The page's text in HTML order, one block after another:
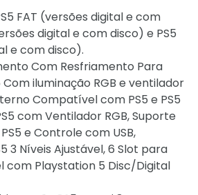
FAT (versões digital e com
digital e com disco) e PS5
e com disco).
Com Resfriamento Para
iluminação RGB e ventilador
Compatível com PS5 e PS5
com Ventilador RGB, Suporte
e Controle com USB,
3 Níveis Ajustável, 6 Slot para
com Playstation 5 Disc/Digital